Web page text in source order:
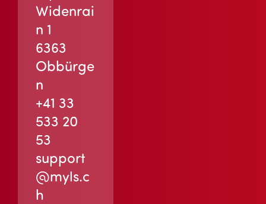
Widenrai
n 1
6363
Obbürge
n
+41 33
533 20
53
support
@myls.c
h